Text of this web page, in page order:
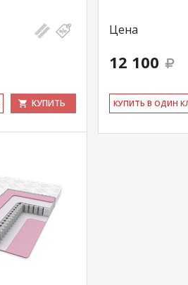
КУПИТЬ
Цена
12 100
КУ­ПИТЬ В ОДИН